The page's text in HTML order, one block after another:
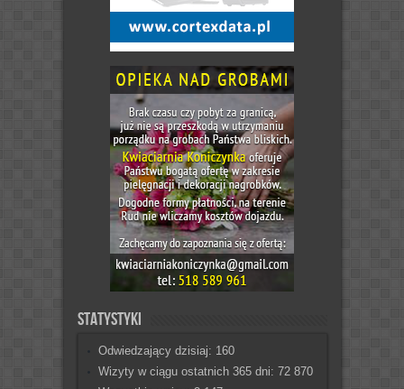
Statystyki
Odwiedzający dzisiaj: 160
Wizyty w ciągu ostatnich 365 dni: 72 870